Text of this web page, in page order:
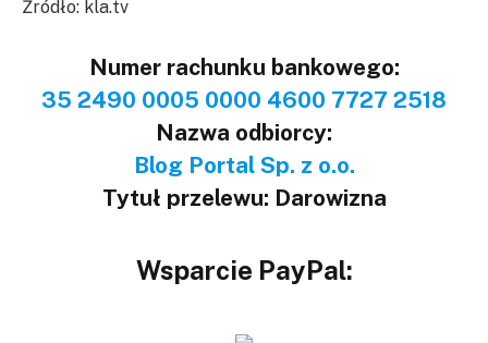
Źródło: kla.tv
Numer rachunku bankowego:
35 2490 0005 0000 4600 7727 2518
Nazwa odbiorcy:
Blog Portal Sp. z o.o.
Tytuł przelewu: Darowizna
Wsparcie PayPal: